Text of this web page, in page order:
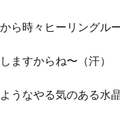
ら時々ヒーリングル
ますからね〜（汗）
うなやる気のある水